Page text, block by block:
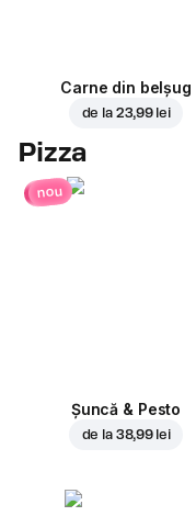
Carne din belșug
de la 23,99 lei
Pizza
nou
Șuncă & Pesto
de la 38,99 lei